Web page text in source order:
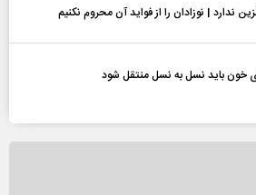
ندارد | نوزادان را از فواید آن محروم نکنیم
خون باید نسل به نسل منتقل شود